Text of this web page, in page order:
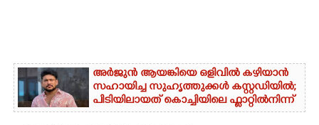
അർജുൻ ആയങ്കിയെ ഒളിവിൽ കഴിയാൻ
സഹായിച്ച സുഹൃത്തുക്കൾ കസ്റ്റഡിയിൽ;
പിടിയിലായത് കൊച്ചിയിലെ ഫ്ലാറ്റിൽനിന്ന്